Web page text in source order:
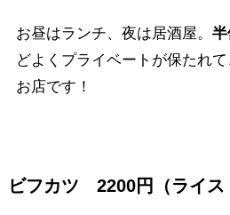
お昼はランチ、夜は居酒屋。
どよくプライベートが保たれ
お店です！
ビフカツ 2200円（ライス